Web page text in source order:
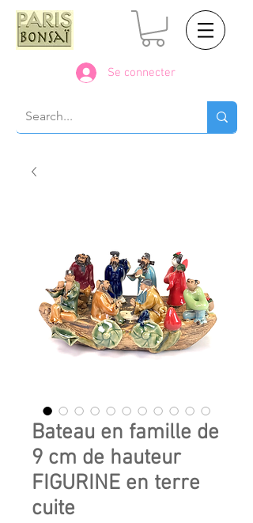
Se connecter
Bateau en famille de
9 cm de hauteur
FIGURINE en terre
cuite